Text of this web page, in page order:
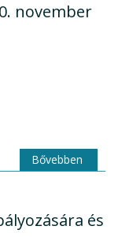
november
Bővebben
és